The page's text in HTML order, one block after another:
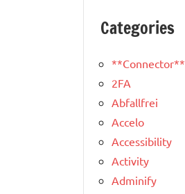
Categories
**Connector**
2FA
Abfallfrei
Accelo
Accessibility
Activity
Adminify